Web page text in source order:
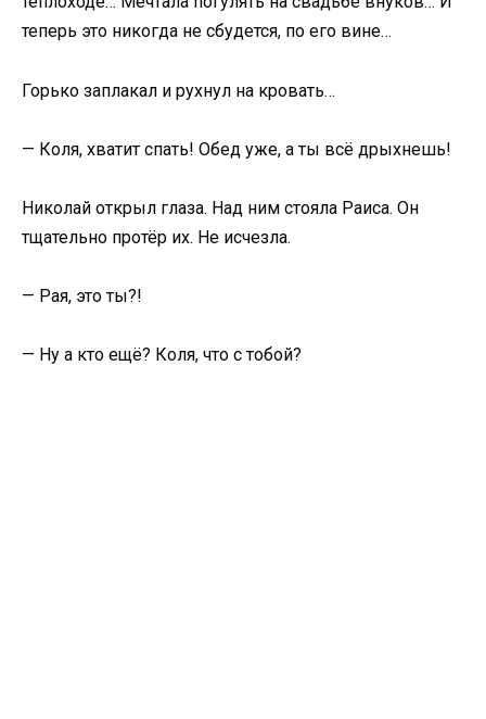
теперь это никогда не сбудется, по его вине…
Горько заплакал и рухнул на кровать…
— Коля, хватит спать! Обед уже, а ты всё дрыхнешь!
Николай открыл глаза. Над ним стояла Раиса. Он
тщательно протёр их. Не исчезла.
— Рая, это ты?!
— Ну а кто ещё? Коля, что с тобой?